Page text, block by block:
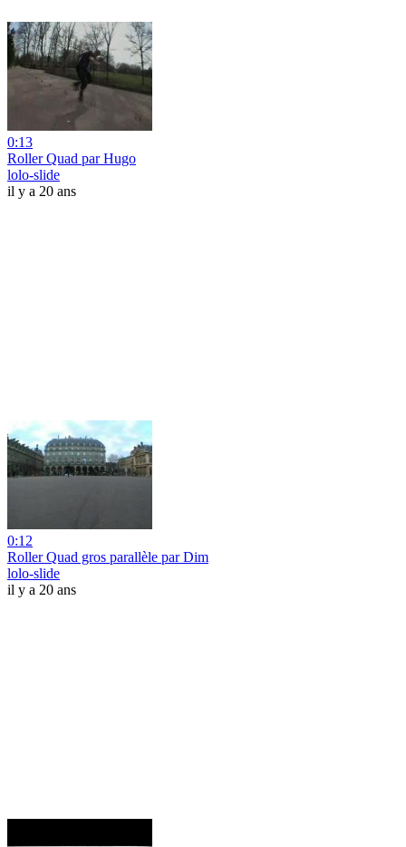
0:13
Roller Quad par Hugo
lolo-slide
il y a 20 ans
0:12
Roller Quad gros parallèle par Dim
lolo-slide
il y a 20 ans